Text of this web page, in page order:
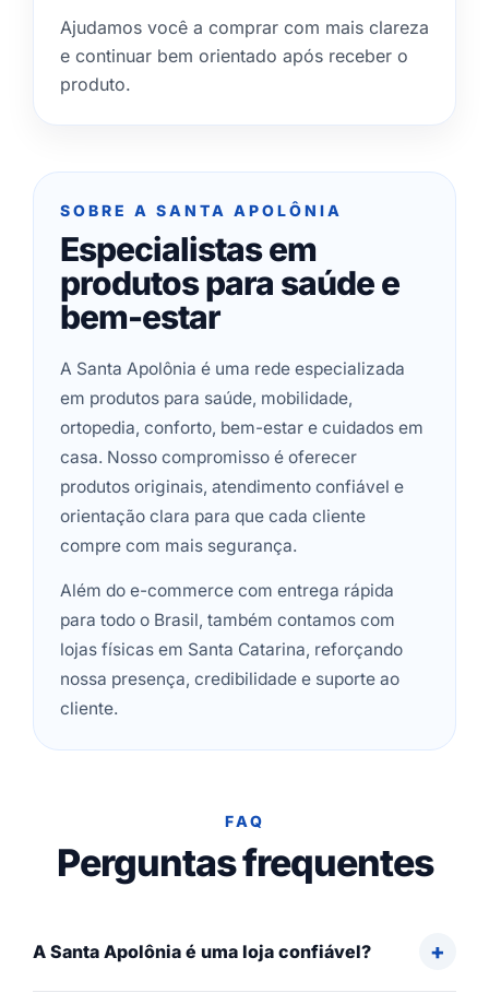
Ajudamos você a comprar com mais clareza
e continuar bem orientado após receber o
produto.
SOBRE A SANTA APOLÔNIA
Especialistas em
produtos para saúde e
bem-estar
A Santa Apolônia é uma rede especializada
em produtos para saúde, mobilidade,
ortopedia, conforto, bem-estar e cuidados em
casa. Nosso compromisso é oferecer
produtos originais, atendimento confiável e
orientação clara para que cada cliente
compre com mais segurança.
Além do e-commerce com entrega rápida
para todo o Brasil, também contamos com
lojas físicas em Santa Catarina, reforçando
nossa presença, credibilidade e suporte ao
cliente.
FAQ
Perguntas frequentes
A Santa Apolônia é uma loja confiável?